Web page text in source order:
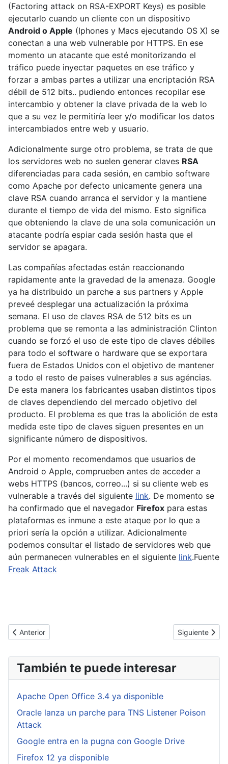
(Factoring attack on RSA-EXPORT Keys) es posible
ejecutarlo cuando un cliente con un dispositivo
Android o Apple (Iphones y Macs ejecutando OS X) se
conectan a una web vulnerable por HTTPS. En ese
momento un atacante que esté monitorizando el
tráfico puede inyectar paquetes en ese tráfico y
forzar a ambas partes a utilizar una encriptación RSA
débil de 512 bits.. pudiendo entonces recopilar ese
intercambio y obtener la clave privada de la web lo
que a su vez le permitiría leer y/o modificar los datos
intercambiados entre web y usuario.
Adicionalmente surge otro problema, se trata de que
los servidores web no suelen generar claves RSA
diferenciadas para cada sesión, en cambio software
como Apache por defecto unicamente genera una
clave RSA cuando arranca el servidor y la mantiene
durante el tiempo de vida del mismo. Esto significa
que obteniendo la clave de una sola comunicación un
atacante podría espiar cada sesión hasta que el
servidor se apagara.
Las compañías afectadas están reaccionando
rapidamente ante la gravedad de la amenaza. Google
ya ha distribuido un parche a sus partners y Apple
preveé desplegar una actualización la próxima
semana. El uso de claves RSA de 512 bits es un
problema que se remonta a las administración Clinton
cuando se forzó el uso de este tipo de claves débiles
para todo el software o hardware que se exportara
fuera de Estados Unidos con el objetivo de mantener
a todo el resto de paises vulnerables a sus agéncias.
De esta manera los fabricantes usaban distintos tipos
de claves dependiendo del mercado objetivo del
producto. El problema es que tras la abolición de esta
medida este tipo de claves siguen presentes en un
significante número de dispositivos.
Por el momento recomendamos que usuarios de
Android o Apple, comprueben antes de acceder a
webs HTTPS (bancos, correo...) si su cliente web es
vulnerable a través del siguiente link. De momento se
ha confirmado que el navegador Firefox para estas
plataformas es inmune a este ataque por lo que a
priori sería la opción a utilizar. Adicionalmente
podemos consultar el listado de servidores web que
aún permanecen vulnerables en el siguiente link.Fuente
Freak Attack
Artículo anterior: Rowhammer, atacando a la memoria DDR DRAM
Anterior Artículo
Siguiente
También te puede interesar
Apache Open Office 3.4 ya disponible
Oracle lanza un parche para TNS Listener Poison
Attack
Google entra en la pugna con Google Drive
Firefox 12 ya disponible